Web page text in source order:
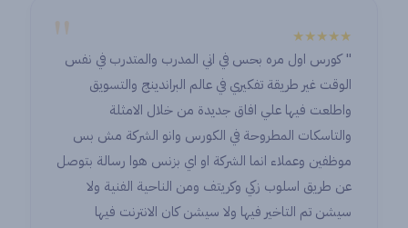
"
★★★★★
" كورس اول مره بحس في اني المدرب والمتدرب في نفس
الوقت غير طريقة تفكيري في عالم البراندينج والتسويق
واطلعت فيها علي افاق جديدة من خلال الامثلة
والتاسكات المطروحة في الكورس وانو الشركة مش بس
موظفين وعملاء انما الشركة او اي بزنس هوا رسالة بتوصل
عن طريق اسلوب زكي وكريتف ومن الناحية الفنية ولا
سيشن تم التاخير فيها ولا سيشن كان الانترنت فيها